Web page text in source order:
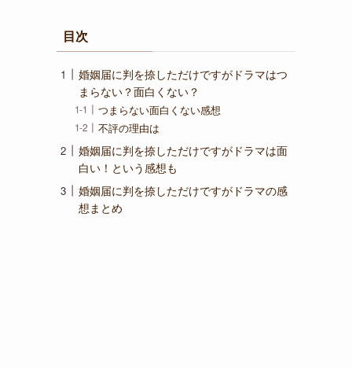
目次
婚姻届に判を捺しただけですがドラマはつ
まらない？面白くない？
つまらない面白くない感想
不評の理由は
婚姻届に判を捺しただけですがドラマは面
白い！という感想も
婚姻届に判を捺しただけですがドラマの感
想まとめ